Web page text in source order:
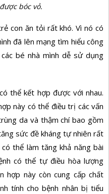
bóc vỏ.
con ăn tỏi rất khó. Vì nó có
đã lên mạng tìm hiểu công
bé nhà mình dễ sử dụng
thể kết hợp được với nhau.
này có thể điều trị các vấn
da và thậm chí bao gồm
sức đề kháng tự nhiên rất
thể làm tăng khả năng bài
có thể tự điều hòa lượng
hợp này còn cung cấp chất
tính cho bệnh nhân bị tiểu